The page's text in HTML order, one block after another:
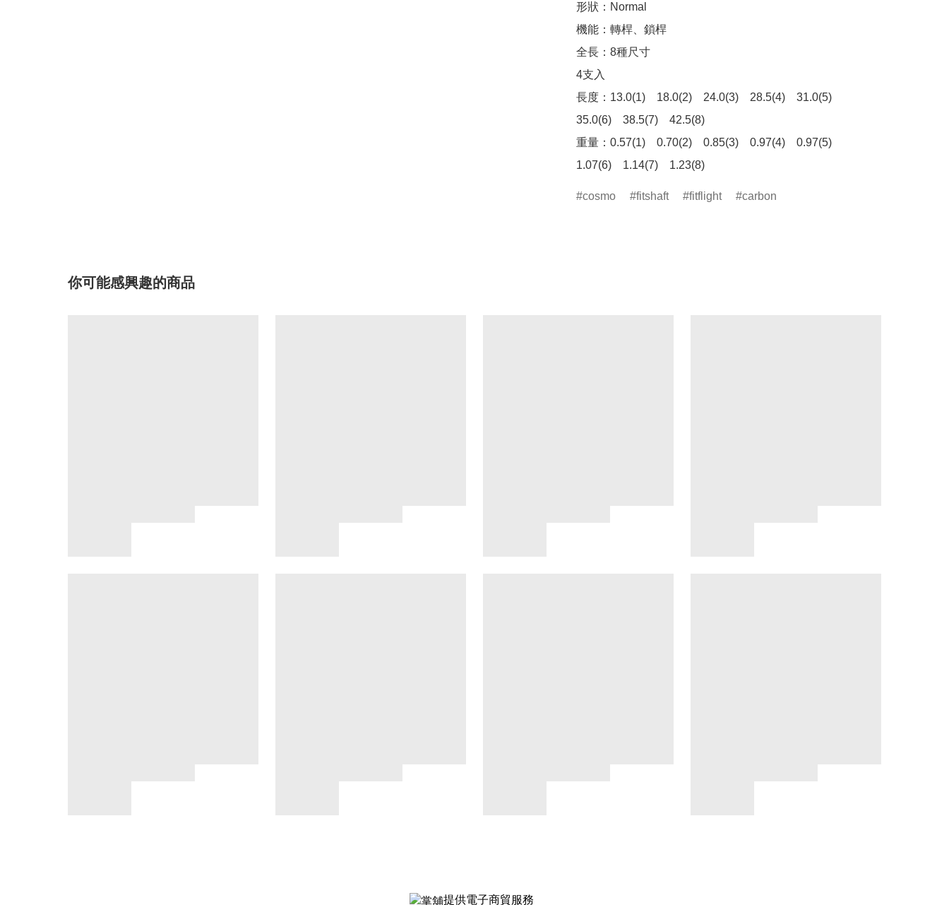
形狀：Normal
機能：轉桿、鎖桿
全長：8種尺寸
4支入
長度：13.0(1)　18.0(2)　24.0(3)　28.5(4)　31.0(5)
35.0(6)　38.5(7)　42.5(8)
重量：0.57(1)　0.70(2)　0.85(3)　0.97(4)　0.97(5)
1.07(6)　1.14(7)　1.23(8)
cosmo fitshaft fitflight carbon
你可能感興趣的商品
提供電子商貿服務